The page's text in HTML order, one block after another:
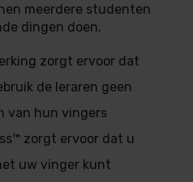
meerdere studenten
dingen doen.
zorgt ervoor dat
de leraren geen
van hun vingers
zorgt ervoor dat u
uw vinger kunt